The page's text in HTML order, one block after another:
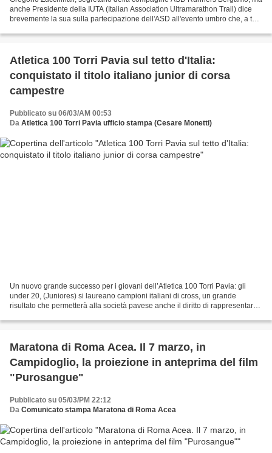
anche Presidente della IUTA (Italian Association Ultramarathon Trail) dice
brevemente la sua sulla partecipazione dell'ASD all'evento umbro che, a tutti
Atletica 100 Torri Pavia sul tetto d'Italia:
conquistato il titolo italiano junior di corsa
campestre
Pubblicato su 06/03/AM 00:53
Da Atletica 100 Torri Pavia ufficio stampa (Cesare Monetti)
Un nuovo grande successo per i giovani dell’Atletica 100 Torri Pavia: gli
under 20, (Juniores) si laureano campioni italiani di cross, un grande
risultato che permetterà alla società pavese anche il diritto di rappresentare
Maratona di Roma Acea. Il 7 marzo, in
Campidoglio, la proiezione in anteprima del film
"Purosangue"
Pubblicato su 05/03/PM 22:12
Da Comunicato stampa Maratona di Roma Acea